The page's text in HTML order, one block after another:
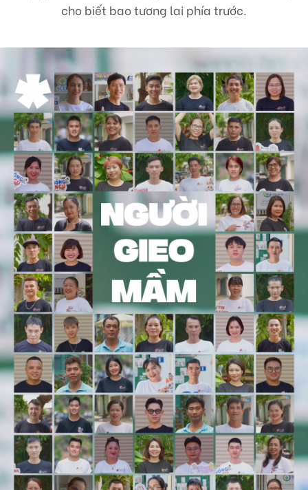
TRUNG TÂM HỖ TRỢ SÁNG KIẾN PHÁT TRIỂN CỘNG ĐỒNG
Số 9, ngõ 165/30 Thái Hà, phường Đống Đa, thành phố Hà Nội, Việt Nam
Điện thoại: +84-24-3572 0689
Fax: +84-24-3572 0689
Email: scdi@scdi.org.vn
cho biết bao tương lai phía trước.